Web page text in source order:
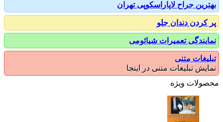
جراح لاپاراسکوپی تهران
دندان جلو
تعمیرات شیائومی
متنی
تبلیغات متنی در اینجا
ویژه